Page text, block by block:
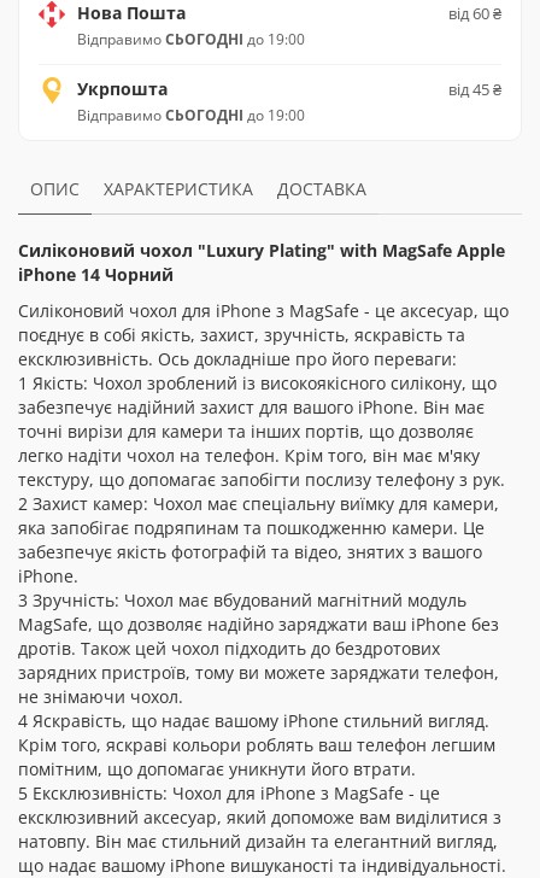
Нова Пошта
ВідправимоСЬОГОДНІ до 19:00
від 60 ₴
Укрпошта
ВідправимоСЬОГОДНІ до 19:00
від 45 ₴
ОПИС ХАРАКТЕРИСТИКА ДОСТАВКА
Силіконовий чохол "Luxury Plating" with MagSafe Apple
iPhone 14 Чорний
Силіконовий чохол для iPhone з MagSafe - це аксесуар, що
поєднує в собі якість, захист, зручність, яскравість та
ексклюзивність. Ось докладніше про його переваги:
1 Якість: Чохол зроблений із високоякісного силікону, що
забезпечує надійний захист для вашого iPhone. Він має
точні вирізи для камери та інших портів, що дозволяє
легко надіти чохол на телефон. Крім того, він має м'яку
текстуру, що допомагає запобігти послизу телефону з рук.
2 Захист камер: Чохол має спеціальну виїмку для камери,
яка запобігає подряпинам та пошкодженню камери. Це
забезпечує якість фотографій та відео, знятих з вашого
iPhone.
3 Зручність: Чохол має вбудований магнітний модуль
MagSafe, що дозволяє надійно заряджати ваш iPhone без
дротів. Також цей чохол підходить до бездротових
зарядних пристроїв, тому ви можете заряджати телефон,
не знімаючи чохол.
4 Яскравість, що надає вашому iPhone стильний вигляд.
Крім того, яскраві кольори роблять ваш телефон легшим
помітним, що допомагає уникнути його втрати.
5 Ексклюзивність: Чохол для iPhone з MagSafe - це
ексклюзивний аксесуар, який допоможе вам виділитися з
натовпу. Він має стильний дизайн та елегантний вигляд,
що надає вашому iPhone вишуканості та індивідуальності.